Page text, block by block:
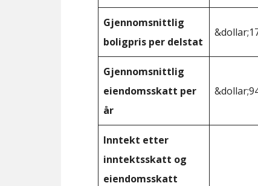
Gjennomsnittlig
boligpris per delstat
Gjennomsnittlig
eiendomsskatt per
år
Inntekt etter
inntektsskatt og
eiendomsskatt